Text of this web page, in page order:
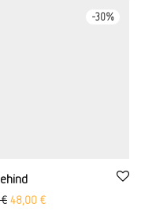
-30%
€ 原价：69,00 欧元
48,00 €当前价格为：48,00